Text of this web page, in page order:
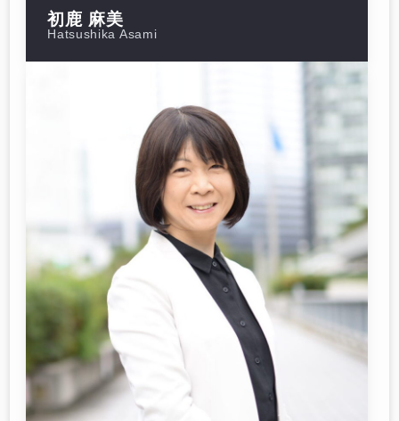
初鹿 麻美
Hatsushika Asami